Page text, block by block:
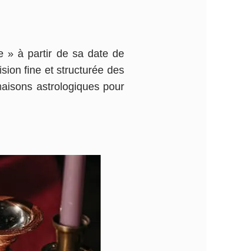
» à partir de sa date de
fine et structurée des
astrologiques pour